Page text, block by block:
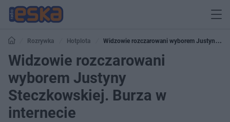
Rozrywka Hotplota
Widzowie rozczarowani wyborem Justyny
Steczkowskiej. Burza w internecie
Widzowie rozczarowani
wyborem Justyny
Steczkowskiej. Burza w
internecie